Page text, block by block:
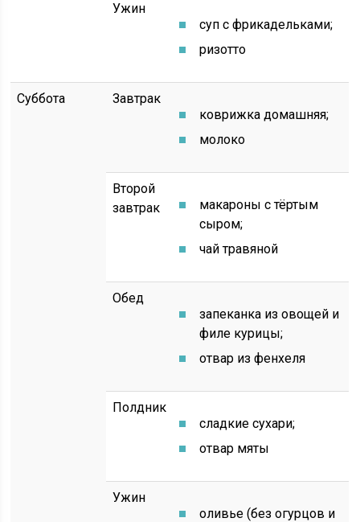
Ужин
суп с фрикадельками;
ризотто
Суббота
Завтрак
коврижка домашняя;
молоко
Второй
завтрак
макароны с тёртым
сыром;
чай травяной
Обед
запеканка из овощей и
филе курицы;
отвар из фенхеля
Полдник
сладкие сухари;
отвар мяты
Ужин
оливье (без огурцов и